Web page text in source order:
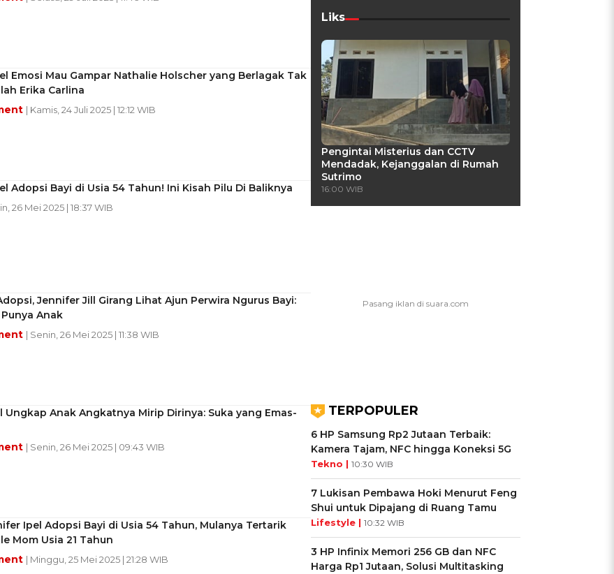
Emosi Mau Gampar Nathalie Holscher yang Berlagak Tak
Erika Carlina
| Kamis, 24 Juli 2025 | 12:12 WIB
Adopsi Bayi di Usia 54 Tahun! Ini Kisah Pilu Di Baliknya
26 Mei 2025 | 18:37 WIB
Jennifer Jill Girang Lihat Ajun Perwira Ngurus Bayi:
Anak
| Senin, 26 Mei 2025 | 11:38 WIB
Ungkap Anak Angkatnya Mirip Dirinya: Suka yang Emas-
| Senin, 26 Mei 2025 | 09:43 WIB
Ipel Adopsi Bayi di Usia 54 Tahun, Mulanya Tertarik
Mom Usia 21 Tahun
| Minggu, 25 Mei 2025 | 21:28 WIB
Liks
Pengintai Misterius dan CCTV
Mendadak, Kejanggalan di Rumah
Sutrimo
16:00 WIB
TERPOPULER
6 HP Samsung Rp2 Jutaan Terbaik:
Kamera Tajam, NFC hingga Koneksi 5G
Tekno | 10:30 WIB
7 Lukisan Pembawa Hoki Menurut Feng
Shui untuk Dipajang di Ruang Tamu
Lifestyle | 10:32 WIB
3 HP Infinix Memori 256 GB dan NFC
Harga Rp1 Jutaan, Solusi Multitasking